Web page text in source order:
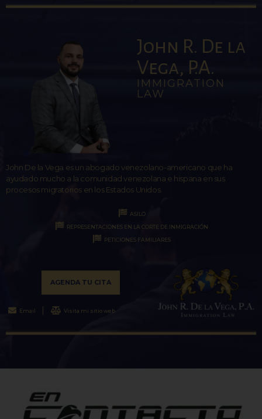
John R. De la
Vega, P.A.
IMMIGRATION
LAW
John De la Vega es un abogado venezolano-americano que ha
ayudado mucho a la comunidad venezolana e hispana en sus
procesos migratorios en los Estados Unidos.
ASILO
REPRESENTACIONES EN LA CORTE DE INMIGRACIÓN
PETICIONES FAMILIARES
AGENDA TU CITA
Email Visita mi sitio web